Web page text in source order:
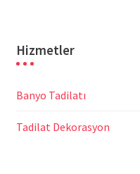
Hizmetler
Banyo Tadilatı
Tadilat Dekorasyon